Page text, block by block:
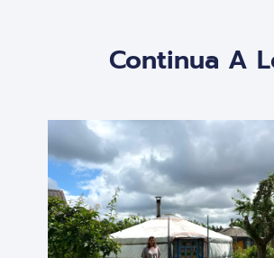
Continua A